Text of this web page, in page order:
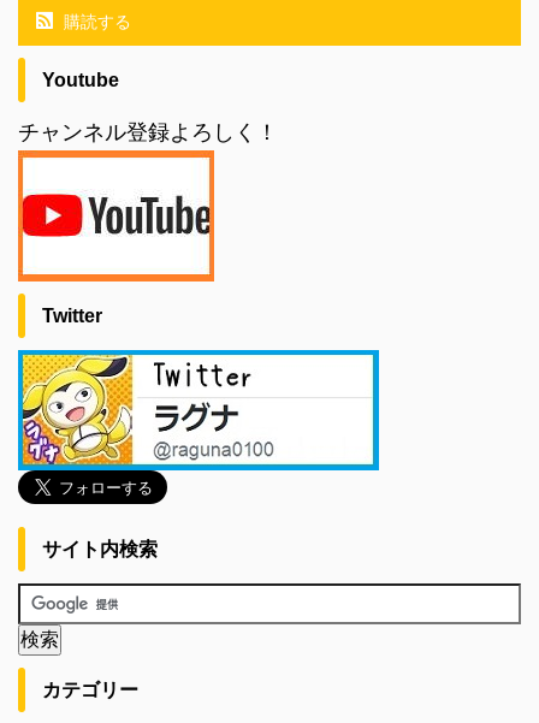
購読する
Youtube
チャンネル登録よろしく！
Twitter
サイト内検索
カテゴリー